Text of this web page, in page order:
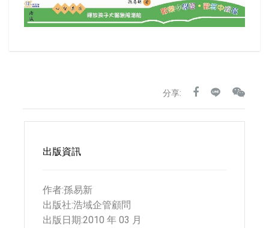
分享:
出版資訊
作者:孫易新
出版社:浩域企管顧問
出版日期:2010 年 03 月